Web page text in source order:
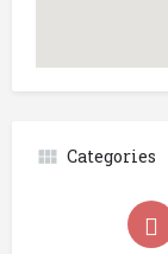
Categories